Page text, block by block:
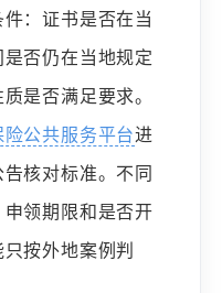
：证书是否在当
否仍在当地规定
是否满足要求。
险公共服务平台进
核对标准。不同
领期限和是否开
按外地案例判